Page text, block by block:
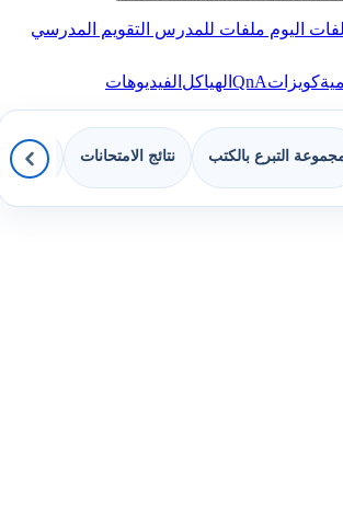
اليوم ملفات للمدرس التقويم المدرسي
كويزاتQnAالهياكلالفيديوهات
التبرع بالكتب نتائج الامتحانات